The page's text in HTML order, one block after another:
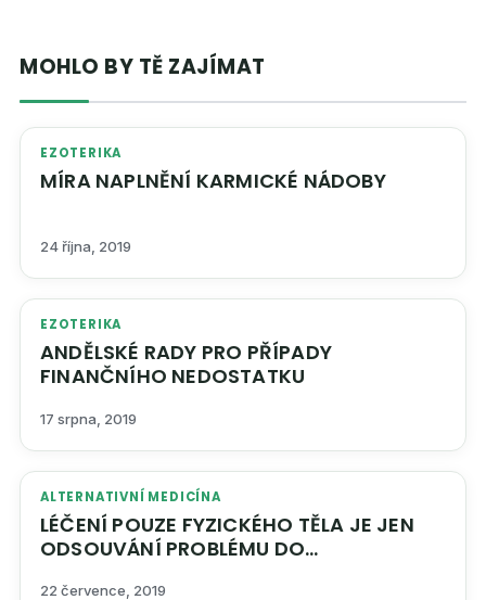
MOHLO BY TĚ ZAJÍMAT
EZOTERIKA
MÍRA NAPLNĚNÍ KARMICKÉ NÁDOBY
24 října, 2019
EZOTERIKA
ANDĚLSKÉ RADY PRO PŘÍPADY
FINANČNÍHO NEDOSTATKU
17 srpna, 2019
ALTERNATIVNÍ MEDICÍNA
LÉČENÍ POUZE FYZICKÉHO TĚLA JE JEN
ODSOUVÁNÍ PROBLÉMU DO
22 července, 2019